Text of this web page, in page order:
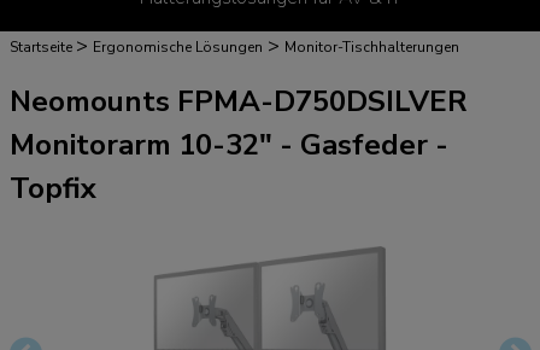
Startseite > Ergonomische Lösungen > Monitor-Tischhalterungen
Neomounts FPMA-D750DSILVER
Monitorarm 10-32" - Gasfeder -
Topfix